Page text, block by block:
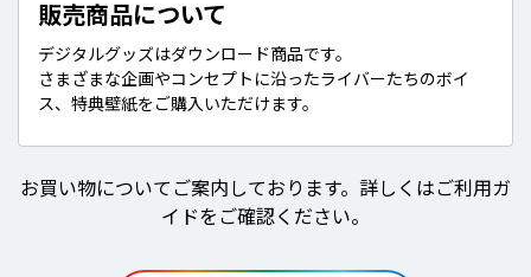
販売商品について
デジタルグッズはダウンロード商品です。
さまざまな企画やコンセプトに沿ったライバーたちのボイ
ス、特典壁紙をご購入いただけます。
お買い物についてご案内しております。詳しくはご利用ガ
イドをご確認ください。